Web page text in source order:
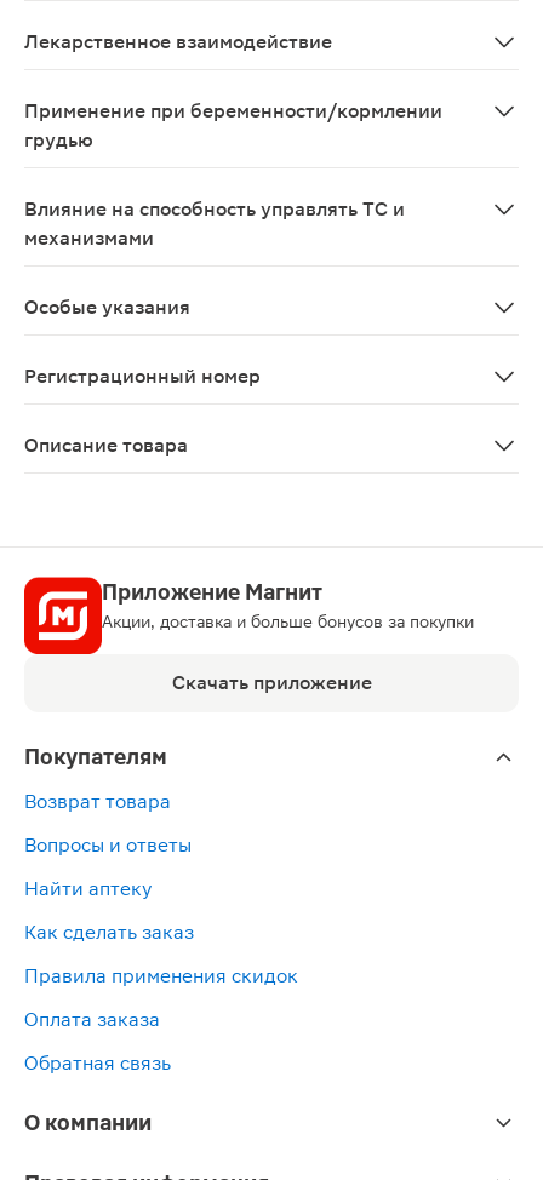
Лекарственное взаимодействие
Применение при беременности/кормлении
грудью
Влияние на способность управлять ТС и
механизмами
Особые указания
Регистрационный номер
Описание товара
Приложение Магнит
Акции, доставка и больше бонусов за покупки
Скачать приложение
Покупателям
Возврат товара
Вопросы и ответы
Найти аптеку
Как сделать заказ
Правила применения скидок
Оплата заказа
Обратная связь
О компании